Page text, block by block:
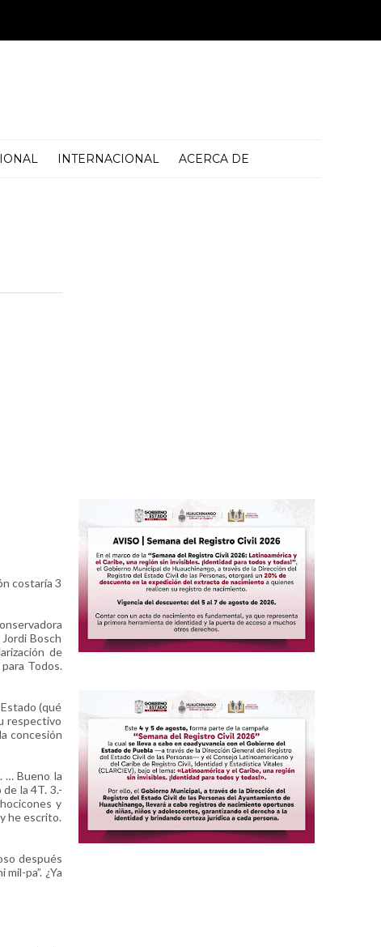
INTERNACIONAL ACERCA DE
costaría 3
Bosch
de
Todos.
(qué
respectivo
concesión
… Bueno la
la 4T. 3.-
y
he escrito.
después
pa”. ¿Ya